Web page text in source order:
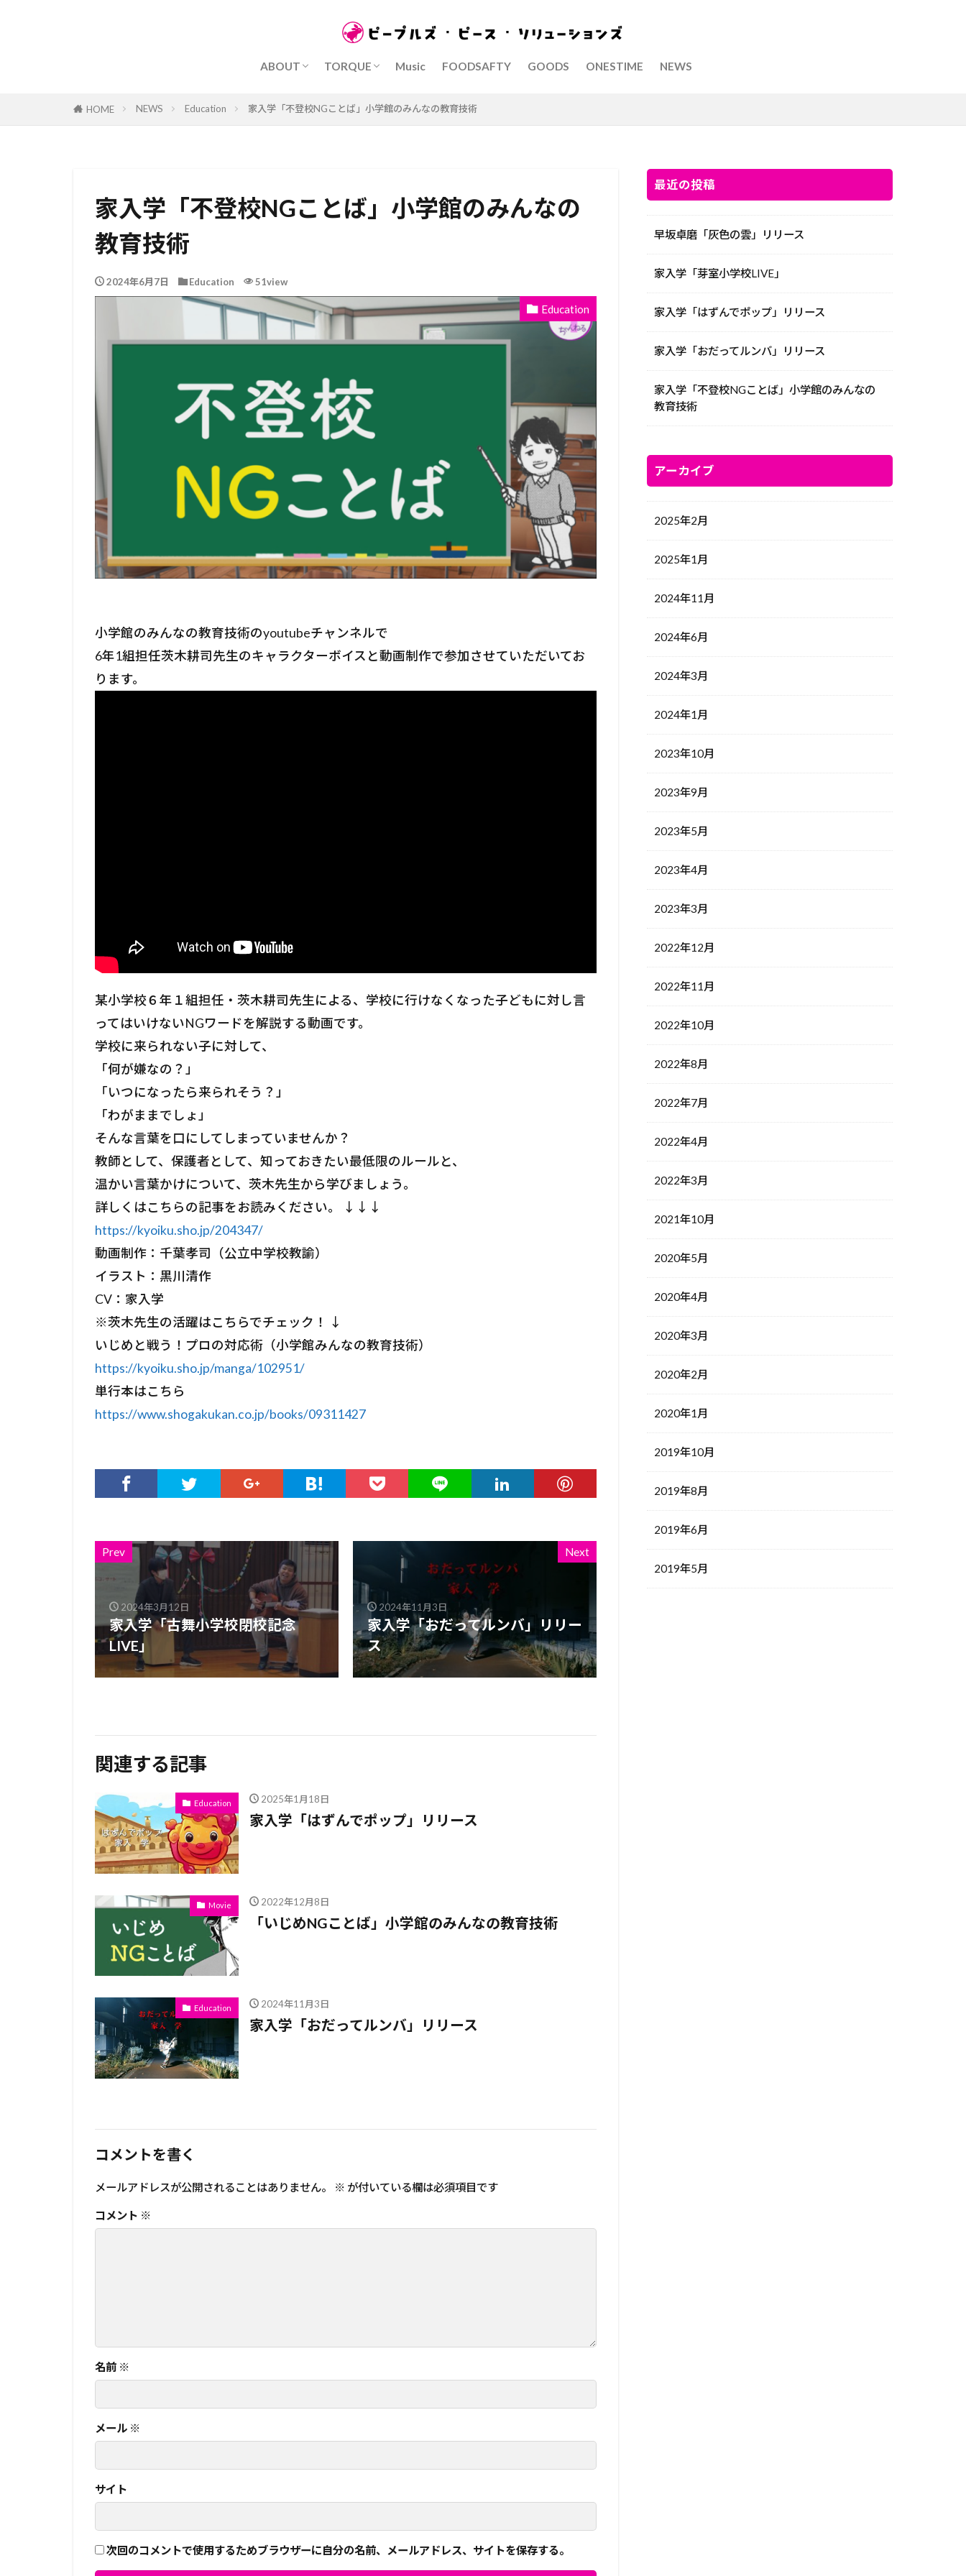
ABOUT TORQUE Music FOODSAFTY GOODS ONESTIME NEWS
HOME NEWS Education 家入学「不登校NGことば」小学館のみんなの教育技術
家入学「不登校NGことば」小学館のみんなの
教育技術
2024年6月7日 Education 51view
Education
小学館のみんなの教育技術のyoutubeチャンネルで
6年1組担任茨木耕司先生のキャラクターボイスと動画制作で参加させていただいてお
ります。
某小学校６年１組担任・茨木耕司先生による、学校に行けなくなった子どもに対し言
ってはいけないNGワードを解説する動画です。
学校に来られない子に対して、
「何が嫌なの？」
「いつになったら来られそう？」
「わがままでしょ」
そんな言葉を口にしてしまっていませんか？
教師として、保護者として、知っておきたい最低限のルールと、
温かい言葉かけについて、茨木先生から学びましょう。
詳しくはこちらの記事をお読みください。 ↓↓↓
https://kyoiku.sho.jp/204347/
動画制作：千葉孝司（公立中学校教諭）
イラスト：黒川清作
CV：家入学
※茨木先生の活躍はこちらでチェック！ ↓
いじめと戦う！プロの対応術（小学館みんなの教育技術）
https://kyoiku.sho.jp/manga/102951/
単行本はこちら
https://www.shogakukan.co.jp/books/09311427
Prev
2024年3月12日
家入学「古舞小学校閉校記念
LIVE」
Next
2024年11月3日
家入学「おだってルンバ」リリー
ス
関連する記事
Education 2025年1月18日
家入学「はずんでポップ」リリース
Movie 2022年12月8日
「いじめNGことば」小学館のみんなの教育技術
Education 2024年11月3日
家入学「おだってルンバ」リリース
コメントを書く
メールアドレスが公開されることはありません。 ※ が付いている欄は必須項目です
コメント ※
名前 ※
メール ※
サイト
次回のコメントで使用するためブラウザーに自分の名前、メールアドレス、サイトを保存する。
最近の投稿
早坂卓磨「灰色の雲」リリース
家入学「芽室小学校LIVE」
家入学「はずんでポップ」リリース
家入学「おだってルンバ」リリース
家入学「不登校NGことば」小学館のみんなの
教育技術
アーカイブ
2025年2月
2025年1月
2024年11月
2024年6月
2024年3月
2024年1月
2023年10月
2023年9月
2023年5月
2023年4月
2023年3月
2022年12月
2022年11月
2022年10月
2022年8月
2022年7月
2022年4月
2022年3月
2021年10月
2020年5月
2020年4月
2020年3月
2020年2月
2020年1月
2019年10月
2019年8月
2019年6月
2019年5月